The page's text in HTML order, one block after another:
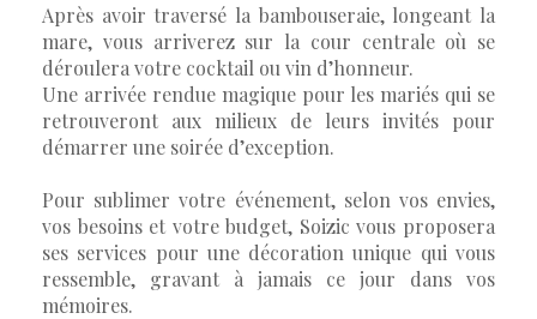
Après avoir traversé la bambouseraie, longeant la
mare, vous arriverez sur la cour centrale où se
déroulera votre cocktail ou vin d’honneur.
Une arrivée rendue magique pour les mariés qui se
retrouveront aux milieux de leurs invités pour
démarrer une soirée d’exception.
Pour sublimer votre événement, selon vos envies,
vos besoins et votre budget, Soizic vous proposera
ses services pour une décoration unique qui vous
ressemble, gravant à jamais ce jour dans vos
mémoires.